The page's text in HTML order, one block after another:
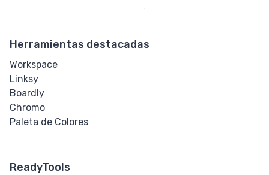
Herramientas destacadas
Workspace
Linksy
Boardly
Chromo
Paleta de Colores
ReadyTools